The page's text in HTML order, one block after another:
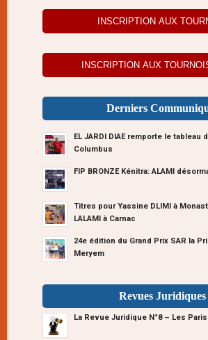
INSCRIPTION AUX
INSCRIPTION AUX
Derniers
EL JARDI DIAE remporte le tableau
Columbus
FIP BRONZE Kénitra: ALAMI
Titres pour Yassine DLIMI à
LALAMI à Carnac
24e édition du Grand Prix SAR la
Meryem
Revues Juridiques
La Revue Juridique N°8 – Les